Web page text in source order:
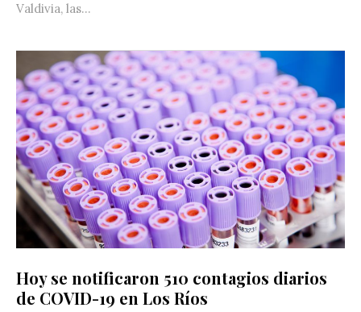
Valdivia, las...
Hoy se notificaron 510 contagios diarios
de COVID-19 en Los Ríos